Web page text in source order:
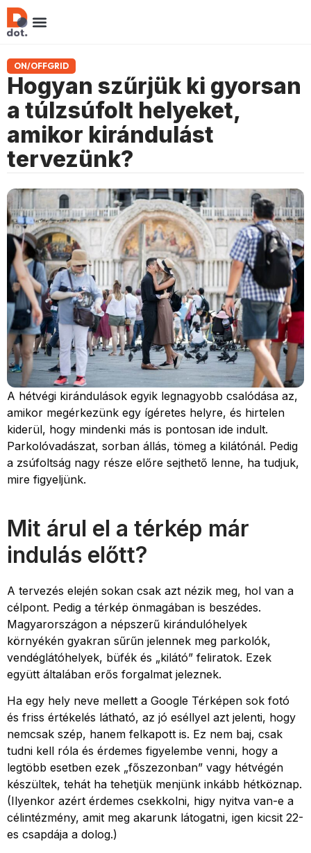
ON/OFFGRID
Hogyan szűrjük ki gyorsan
a túlzsúfolt helyeket,
amikor kirándulást
tervezünk?
A hétvégi kirándulások egyik legnagyobb csalódása az,
amikor megérkezünk egy ígéretes helyre, és hirtelen
kiderül, hogy mindenki más is pontosan ide indult.
Parkolóvadászat, sorban állás, tömeg a kilátónál. Pedig
a zsúfoltság nagy része előre sejthető lenne, ha tudjuk,
mire figyeljünk.
Mit árul el a térkép már
indulás előtt?
A tervezés elején sokan csak azt nézik meg, hol van a
célpont. Pedig a térkép önmagában is beszédes.
Magyarországon a népszerű kirándulóhelyek
környékén gyakran sűrűn jelennek meg parkolók,
vendéglátóhelyek, büfék és „kilátó” feliratok. Ezek
együtt általában erős forgalmat jeleznek.
Ha egy hely neve mellett a Google Térképen sok fotó
és friss értékelés látható, az jó eséllyel azt jelenti, hogy
nemcsak szép, hanem felkapott is. Ez nem baj, csak
tudni kell róla és érdemes figyelembe venni, hogy a
legtöbb esetben ezek „főszezonban” vagy hétvégén
készültek, tehát ha tehetjük menjünk inkább hétköznap.
(Ilyenkor azért érdemes csekkolni, higy nyitva van-e a
célintézmény, amit meg akarunk látogatni, igen kicsit 22-
es csapdája a dolog.)